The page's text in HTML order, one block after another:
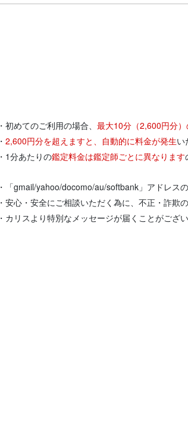
・初めてのご利用の場合、 最大10分（2,600円分
・ 2,600円分を超えますと、自動的に料金が発生い
・1分あたりの鑑定料金は鑑定師ごとに異なります
・「gmail/yahoo/docomo/au/softbank」アドレス
・安心・安全にご相談いただく為に、不正・詐欺
・カリスより特別なメッセージが届くことがござ